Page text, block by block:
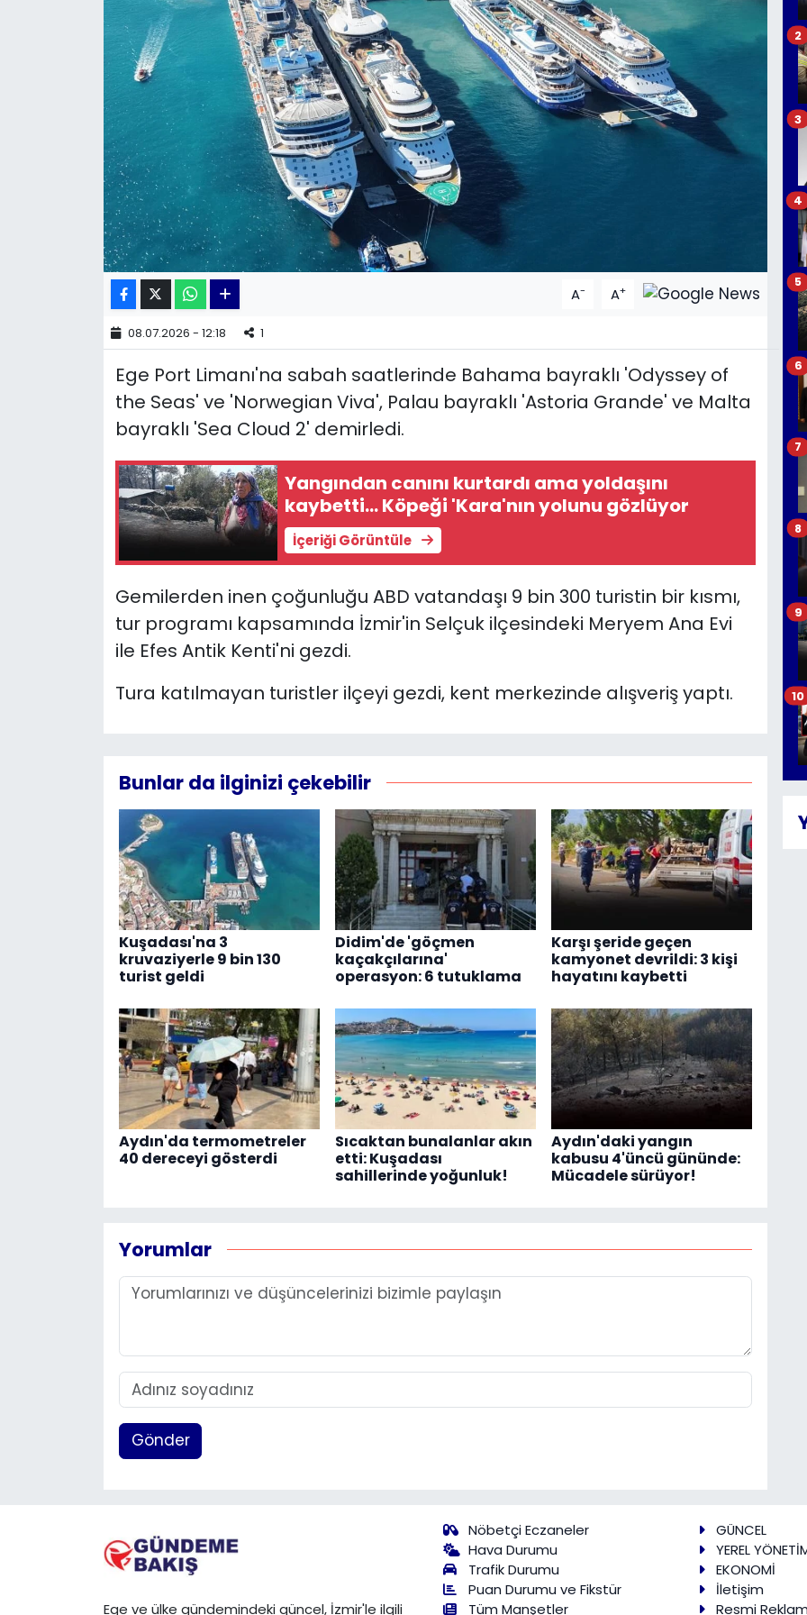
A- A+
08.07.2026 - 12:18 1
Ege Port Limanı'na sabah saatlerinde Bahama bayraklı 'Odyssey of
the Seas' ve 'Norwegian Viva', Palau bayraklı 'Astoria Grande' ve Malta
bayraklı 'Sea Cloud 2' demirledi.
Yangından canını kurtardı ama yoldaşını
kaybetti... Köpeği 'Kara'nın yolunu gözlüyor
İçeriği Görüntüle
Gemilerden inen çoğunluğu ABD vatandaşı 9 bin 300 turistin bir kısmı,
tur programı kapsamında İzmir'in Selçuk ilçesindeki Meryem Ana Evi
ile Efes Antik Kenti'ni gezdi.
Tura katılmayan turistler ilçeyi gezdi, kent merkezinde alışveriş yaptı.
Bunlar da ilginizi çekebilir
Kuşadası'na 3
kruvaziyerle 9 bin 130
turist geldi
Didim'de 'göçmen
kaçakçılarına'
operasyon: 6 tutuklama
Karşı şeride geçen
kamyonet devrildi: 3 kişi
hayatını kaybetti
Aydın'da termometreler
40 dereceyi gösterdi
Sıcaktan bunalanlar akın
etti: Kuşadası
sahillerinde yoğunluk!
Aydın'daki yangın
kabusu 4'üncü gününde:
Mücadele sürüyor!
Yorumlar
Gönder
2
3
4
5
6
7
8
9
10
Ege ve ülke gündemindeki güncel, İzmir'le ilgili
Nöbetçi Eczaneler
Hava Durumu
Trafik Durumu
Puan Durumu ve Fikstür
Tüm Manşetler
GÜNCEL
YEREL
EKONOMİ
İletişim
Resmi Reklam
KÜLTÜR SANAT
MAGAZİN
POLİTİKA
SAĞLIK
Siyaset
TEKNOLOJİ
Yaşam
YEREL POLİTİKA
YEREL YÖNETİMLER